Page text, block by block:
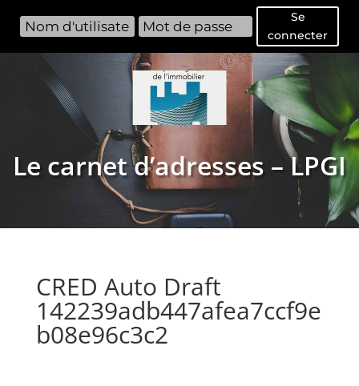
Se
connecter
Le carnet d’adresses – LPGI
CRED Auto Draft
142239adb447afea7ccf9e
b08e96c3c2